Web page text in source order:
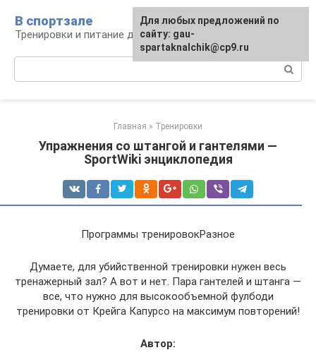
контенту
В спортзале
Тренировки и питание для здоровья
Главная » Тренировки
Упражнения со штангой и гантелями —
SportWiki энциклопедия
Программы тренировокРазное
Думаете, для убийственной тренировки нужен весь
тренажерный зал? А вот и нет. Пара гантелей и штанга —
все, что нужно для высокообъемной фулбоди
тренировки от Крейга Капурсо на максимум повторений!
Автор:
Для любых предложений по
сайту: gau-
spartaknalchik@cp9.ru